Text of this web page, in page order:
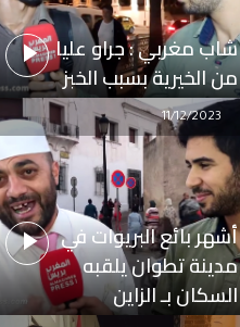
شاب مغربي : جراو عليا
من الخيرية بسبب الخبز
أشهر بائع البريوات في
مدينة تطوان يلقبه
السكان بـ الزاين
11/12/2023